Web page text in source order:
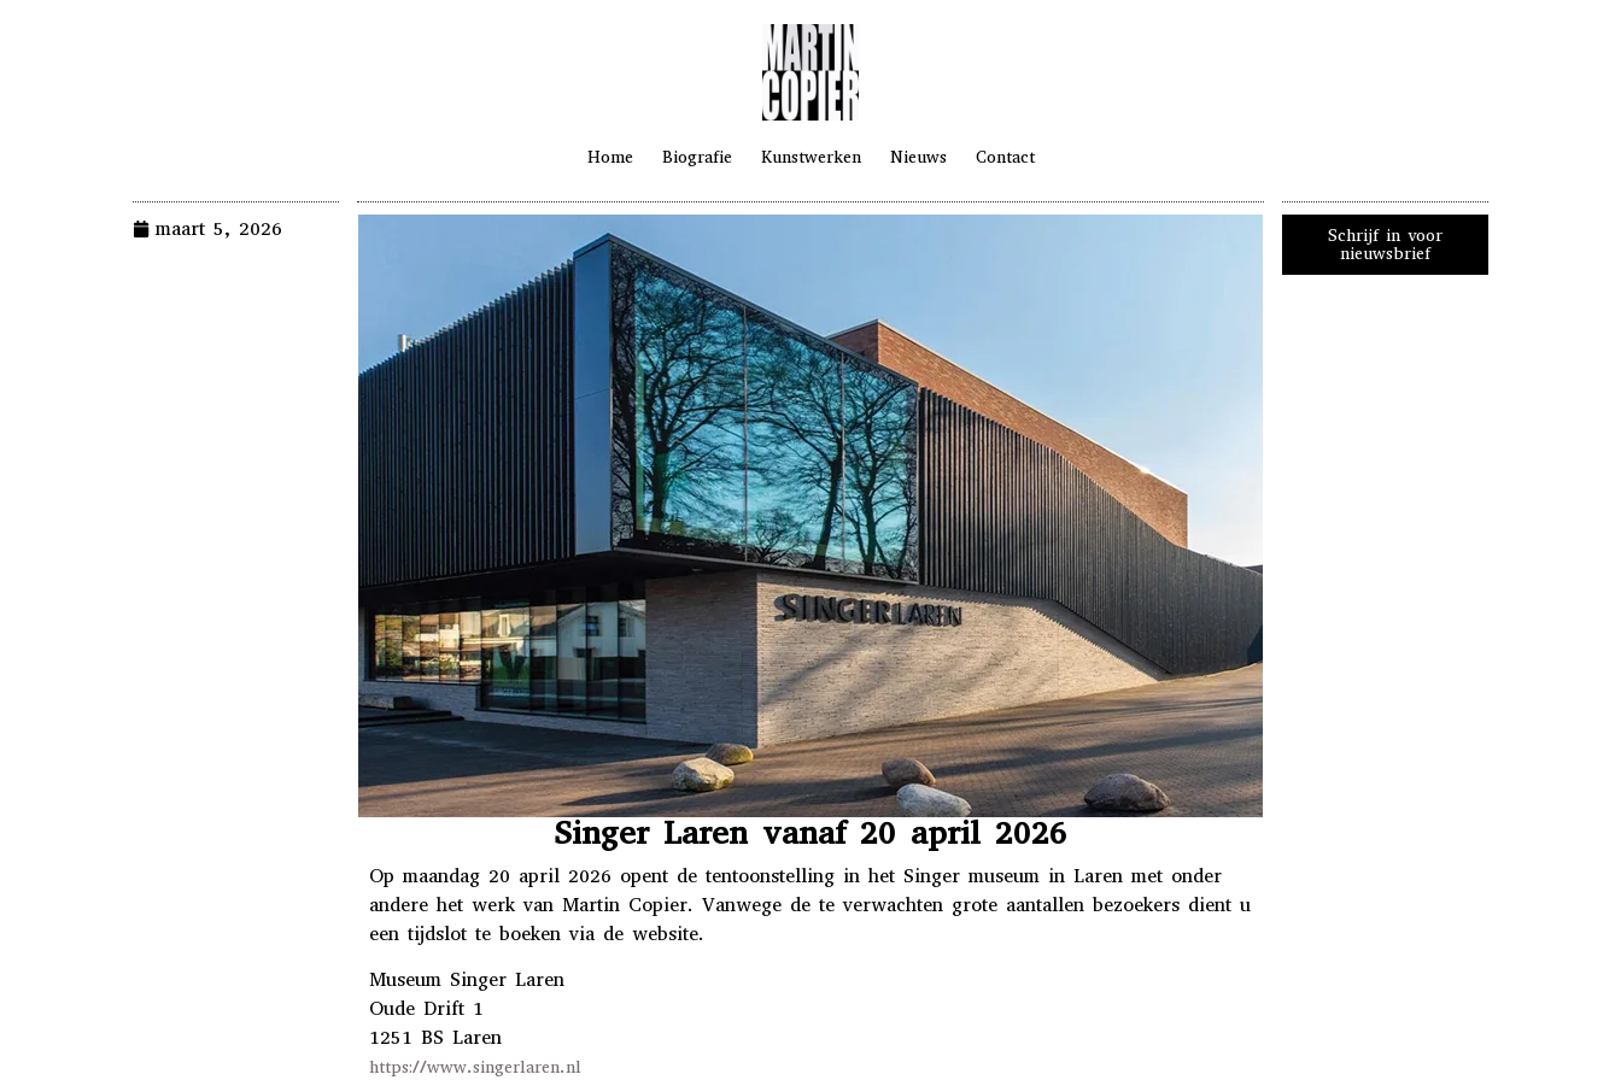
Home Biografie Kunstwerken Nieuws Contact
maart 5, 2026
Singer Laren vanaf 20 april 2026
Op maandag 20 april 2026 opent de tentoonstelling in het Singer museum in Laren met onder
andere het werk van Martin Copier. Vanwege de te verwachten grote aantallen bezoekers dient u
een tijdslot te boeken via de website.
Museum Singer Laren
Oude Drift 1
1251 BS Laren
https://www.singerlaren.nl
Schrijf in voor
nieuwsbrief